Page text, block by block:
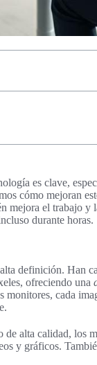
es clave,
cómo mejoran
mejora el trabajo
durante horas.
definición. Han
ofreciendo una
monitores, cada
de alta calidad, los
y gráficos.